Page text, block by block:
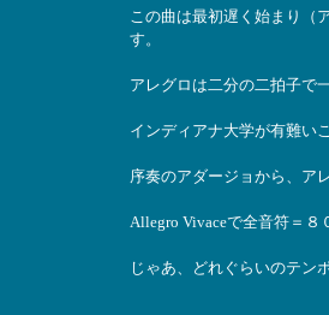
この曲は最初遅く始まり（
す。
アレグロは二分の二拍子で
インディアナ大学が有難い
序奏のアダージョから、ア
Allegro Vivaceで全音符＝
じゃあ、どれぐらいのテン